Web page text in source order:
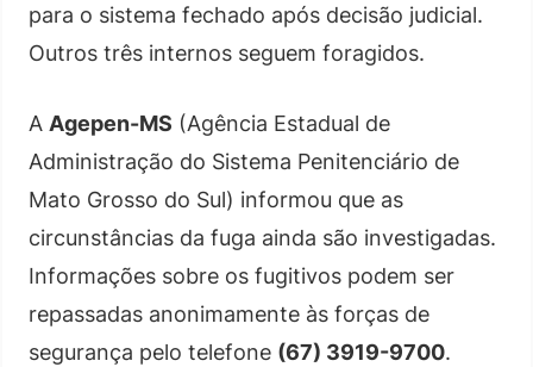
para o sistema fechado após decisão judicial.
Outros três internos seguem foragidos.
A Agepen-MS (Agência Estadual de
Administração do Sistema Penitenciário de
Mato Grosso do Sul) informou que as
circunstâncias da fuga ainda são investigadas.
Informações sobre os fugitivos podem ser
repassadas anonimamente às forças de
segurança pelo telefone (67) 3919-9700.